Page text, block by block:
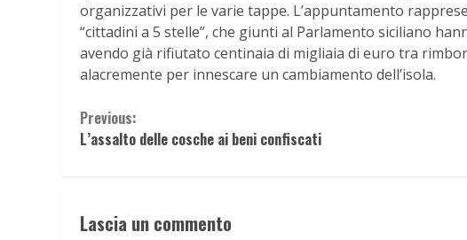
organizzativi per le varie tappe. L’appuntamento
“cittadini a 5 stelle”, che giunti al Parlamento siciliano
avendo già rifiutato centinaia di migliaia di euro tra
alacremente per innescare un cambiamento dell’isola.
Continue
Reading
Previous:
L’assalto delle cosche ai beni confiscati
Lascia un commento